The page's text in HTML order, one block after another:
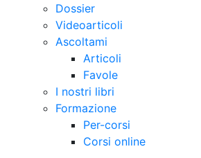
Dossier
Videoarticoli
Ascoltami
Articoli
Favole
I nostri libri
Formazione
Per-corsi
Corsi online